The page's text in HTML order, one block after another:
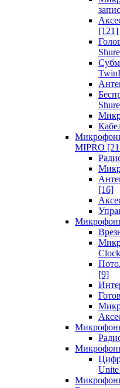
[121]
MIPRO
[16]
[9]
Unite